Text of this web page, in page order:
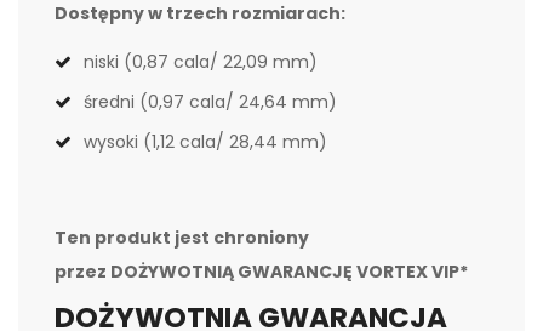
Dostępny w trzech rozmiarach:
niski (0,87 cala/ 22,09 mm)
średni (0,97 cala/ 24,64 mm)
wysoki (1,12 cala/ 28,44 mm)
Ten produkt jest chroniony
przez DOŻYWOTNIĄ GWARANCJĘ VORTEX VIP*
DOŻYWOTNIA GWARANCJA